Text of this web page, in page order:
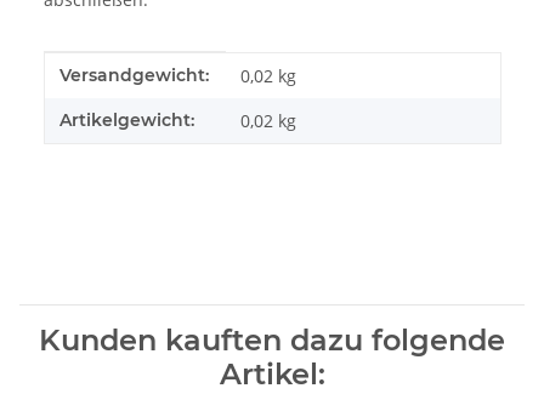
Produkteigenschaft
Wert
Versandgewicht: 0,02 kg
Artikelgewicht: 0,02 kg
Kunden kauften dazu folgende
Artikel: